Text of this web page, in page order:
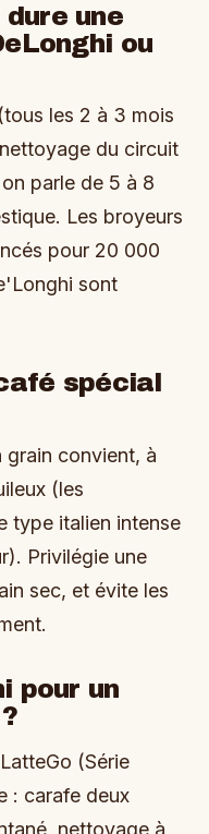
une
ou
les 2 à 3 mois
du circuit
parle de 5 à 8
Les broyeurs
pour 20 000
sont
spécial
convient, à
(les
type italien intense
Privilégie une
sec, et évite les
pour un
(Série
: carafe deux
nettoyage à